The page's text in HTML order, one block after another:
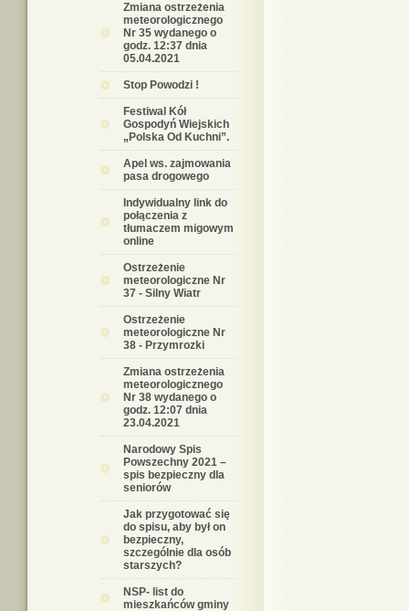
Zmiana ostrzeżenia
meteorologicznego
Nr 35 wydanego o
godz. 12:37 dnia
05.04.2021
Stop Powodzi !
Festiwal Kół
Gospodyń Wiejskich
„Polska Od Kuchni”.
Apel ws. zajmowania
pasa drogowego
Indywidualny link do
połączenia z
tłumaczem migowym
online
Ostrzeżenie
meteorologiczne Nr
37 - Silny Wiatr
Ostrzeżenie
meteorologiczne Nr
38 - Przymrozki
Zmiana ostrzeżenia
meteorologicznego
Nr 38 wydanego o
godz. 12:07 dnia
23.04.2021
Narodowy Spis
Powszechny 2021 –
spis bezpieczny dla
seniorów
Jak przygotować się
do spisu, aby był on
bezpieczny,
szczególnie dla osób
starszych?
NSP- list do
mieszkańców gminy